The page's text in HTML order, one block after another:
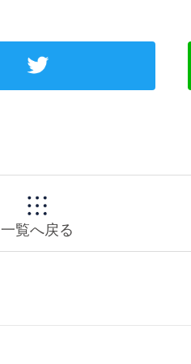
一覧へ戻る